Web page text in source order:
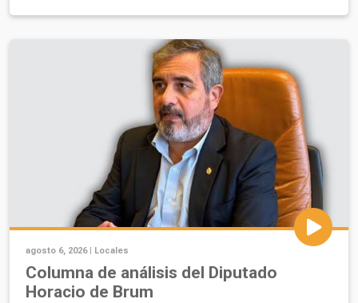
agosto 6, 2026 | Locales
Columna de análisis del Diputado
Horacio de Brum